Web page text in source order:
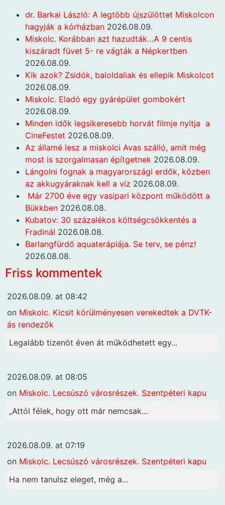
dr. Barkai László: A legtöbb újszülöttet Miskolcon
hagyják a kórházban 2026.08.09.
Miskolc. Korábban azt hazudták…A 9 centis
kiszáradt füvet 5- re vágták a Népkertben
2026.08.09.
Kik azok? Zsidók, baloldaliak és ellepik Miskolcot
2026.08.09.
Miskolc. Eladó egy gyárépület gombokért
2026.08.09.
Minden idők legsikeresebb horvát filmje nyitja a
CineFestet 2026.08.09.
Az államé lesz a miskolci Avas szálló, amit még
most is szorgalmasan építgetnek 2026.08.09.
Lángolni fognak a magyarországi erdők, közben
az akkugyáraknak kell a víz 2026.08.09.
Már 2700 éve egy vasipari központ működött a
Bükkben 2026.08.08.
Kubatov: 30 százalékos költségcsökkentés a
Fradinál 2026.08.08.
Barlangfürdő aquaterápiája. Se terv, se pénz!
2026.08.08.
Friss kommentek
2026.08.09. at 08:42
on Miskolc. Kicsit körülményesen verekedtek a DVTK-
ás rendezők
Legalább tizenöt éven át működhetett egy...
2026.08.09. at 08:05
on Miskolc. Lecsúszó városrészek. Szentpéteri kapu
„Attól félek, hogy ott már nemcsak...
2026.08.09. at 07:19
on Miskolc. Lecsúszó városrészek. Szentpéteri kapu
Ha nem tanulsz eleget, még a...